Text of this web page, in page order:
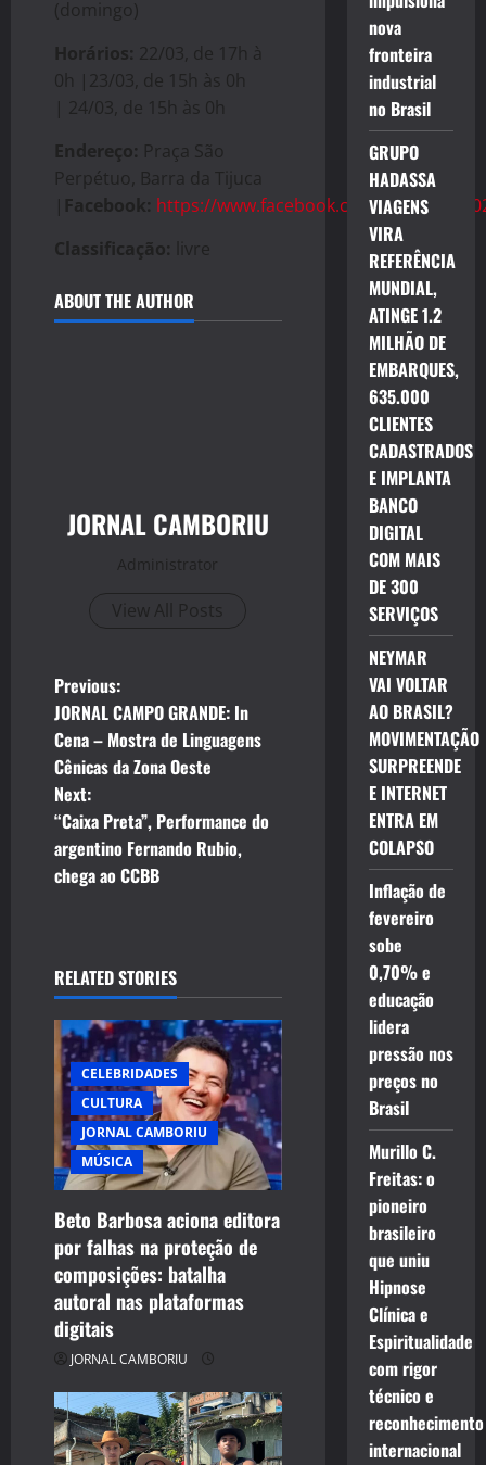
(domingo)
Horários: 22/03, de 17h à
0h |23/03, de 15h às 0h
| 24/03, de 15h às 0h
Endereço: Praça São
Perpétuo, Barra da Tijuca
| Facebook: https://www.facebook.com/events/
Classificação: livre
ABOUT THE AUTHOR
JORNAL CAMBORIU
Administrator
View All Posts
P
o
s
t
n
v
i
g
a
t
i
o
n
Previous:
JORNAL CAMPO GRANDE: In
Cena – Mostra de Linguagens
Cênicas da Zona Oeste
Next:
“Caixa Preta”, Performance do
argentino Fernando Rubio,
chega ao CCBB
RELATED STORIES
CELEBRIDADES
CULTURA
JORNAL CAMBORIU
MÚSICA
Beto Barbosa aciona editora
por falhas na proteção de
composições: batalha
autoral nas plataformas
digitais
JORNAL CAMBORIU
nova
fronteira
industrial
no Brasil
GRUPO
HADASSA
VIAGENS
VIRA
REFERÊNCIA
MUNDIAL,
ATINGE 1.2
MILHÃO DE
EMBARQUES,
635.000
CLIENTES
CADASTRADOS
E IMPLANTA
BANCO
DIGITAL
COM MAIS
DE 300
SERVIÇOS
NEYMAR
VAI VOLTAR
AO BRASIL?
MOVIMENTAÇÃO
SURPREENDE
E INTERNET
ENTRA EM
COLAPSO
Inflação de
fevereiro
sobe
0,70% e
educação
lidera
pressão nos
preços no
Brasil
Murillo C.
Freitas: o
pioneiro
brasileiro
que uniu
Hipnose
Clínica e
Espiritualidade
com rigor
técnico e
reconhecimento
internacional